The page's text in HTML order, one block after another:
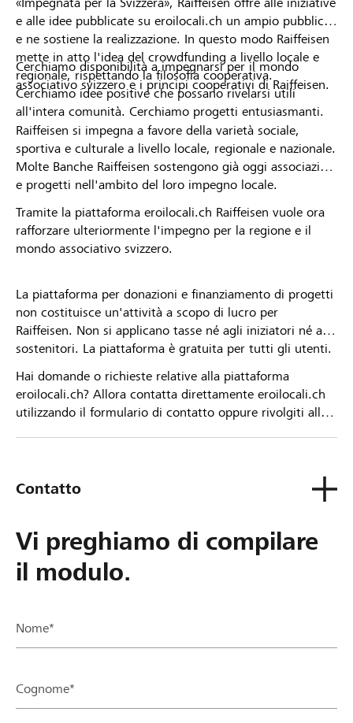
e alle idee pubblicate su eroilocali.ch un ampio pubblico
e ne sostiene la realizzazione. In questo modo Raiffeisen
mette in atto l'idea del crowdfunding a livello locale e
regionale, rispettando la filosofia cooperativa.
Cerchiamo idee positive che possano rivelarsi utili
all'intera comunità. Cerchiamo progetti entusiasmanti.
Cerchiamo disponibilità a impegnarsi per il mondo
associativo svizzero e i principi cooperativi di Raiffeisen.
Raiffeisen si impegna a favore della varietà sociale,
sportiva e culturale a livello locale, regionale e nazionale.
Molte Banche Raiffeisen sostengono già oggi associazioni
e progetti nell'ambito del loro impegno locale.
Tramite la piattaforma eroilocali.ch Raiffeisen vuole ora
rafforzare ulteriormente l'impegno per la regione e il
mondo associativo svizzero.
La piattaforma per donazioni e finanziamento di progetti
non costituisce un'attività a scopo di lucro per
Raiffeisen. Non si applicano tasse né agli iniziatori né ai
sostenitori. La piattaforma è gratuita per tutti gli utenti.
Hai domande o richieste relative alla piattaforma
eroilocali.ch? Allora contatta direttamente eroilocali.ch
utilizzando il formulario di contatto oppure rivolgiti alla
Contatto
Vi preghiamo di compilare
il modulo.
Nome*
Cognome*